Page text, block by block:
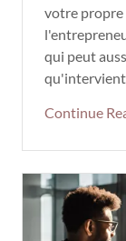
votre propre
qui peut
qu'intervient
Continue